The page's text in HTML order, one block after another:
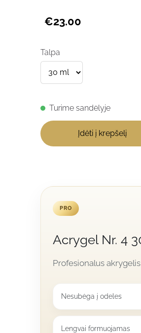
€23.00
Talpa
Turime sandėlyje
Įdėti į krepšelį
PRO
Acrygel Nr. 4
Profesionalus
Nesubėga į odeles
Lengvai formuojamas